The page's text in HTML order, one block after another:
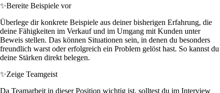
✨Bereite Beispiele vor
Überlege dir konkrete Beispiele aus deiner bisherigen Erfahrung, die
deine Fähigkeiten im Verkauf und im Umgang mit Kunden unter
Beweis stellen. Das können Situationen sein, in denen du besonders
freundlich warst oder erfolgreich ein Problem gelöst hast. So kannst du
deine Stärken direkt belegen.
✨Zeige Teamgeist
Da Teamarbeit in dieser Position wichtig ist, solltest du im Interview